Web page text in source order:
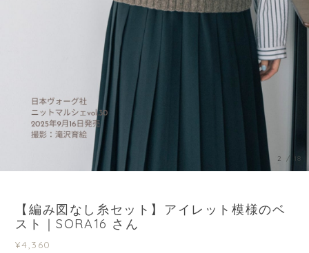
3 / 18
【編み図なし糸セット】アイレット模様のベ
スト｜SORA16 さん
¥4,360